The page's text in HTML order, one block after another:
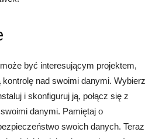
być interesującym projektem,
kontrolę nad swoimi danymi. Wybierz
i skonfiguruj ją, połącz się z
danymi. Pamiętaj o
swoich danych. Teraz